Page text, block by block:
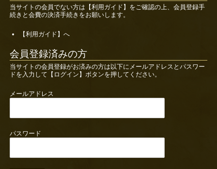
当サイトの会員でない方は 【利用ガイド】 をご確認の上、会員登録手
続きと会費の決済手続きをお願いします。
【利用ガイド】へ
会員登録済みの方
当サイトの会員登録がお済みの方は以下にメールアドレスとパスワー
ドを入力して【ログイン】ボタンを押してください。
メールアドレス
パスワード